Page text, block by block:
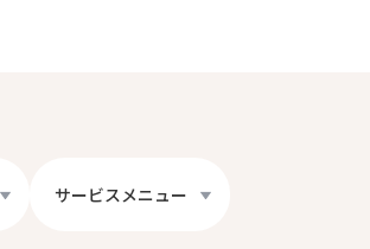
サービスメニュー